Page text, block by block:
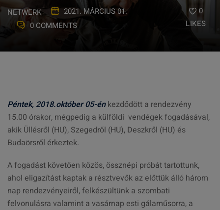
NETWERK
2021. MÁRCIUS 01.
0 COMMENTS
0
LIKES
Péntek, 2018.október 05-énkezdődött a rendezvény
15.00 órakor, mégpedig a külföldi vendégek fogadásával,
akik Üllésről (HU), Szegedről (HU), Deszkről (HU) és
Budaörsről érkeztek.
A fogadást követően közös, össznépi próbát tartottunk,
ahol eligazítást kaptak a résztvevők az előttük álló három
nap rendezvényeiről, felkészültünk a szombati
felvonulásra valamint a vasárnap esti gálaműsorra, a